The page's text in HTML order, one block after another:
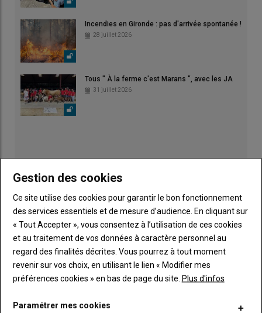
Incendies en Gironde : pas d'arrivée spontanée !
28 juillet 2026
Tous " À la ferme c'est Marans ", avec les JA
31 juillet 2026
Publicité
Gestion des cookies
Ce site utilise des cookies pour garantir le bon fonctionnement
des services essentiels et de mesure d’audience. En cliquant sur
« Tout Accepter », vous consentez à l’utilisation de ces cookies
et au traitement de vos données à caractère personnel au
regard des finalités décrites. Vous pourrez à tout moment
revenir sur vos choix, en utilisant le lien « Modifier mes
préférences cookies » en bas de page du site. Plus d'infos
Paramétrer mes cookies